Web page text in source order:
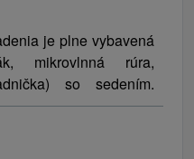
dobe sa obec
rekreačnú lyžiarsku
je plne vybavená
mikrovlnná rúra,
so sedením.
len pá metrov od